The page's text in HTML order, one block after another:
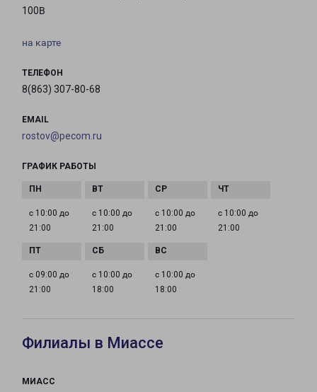
100В
на карте
ТЕЛЕФОН
8(863) 307-80-68
EMAIL
rostov@pecom.ru
ГРАФИК РАБОТЫ
с 10:00 до
21:00
с 10:00 до
21:00
с 10:00 до
21:00
с 10:00 до
21:00
с 09:00 до
21:00
с 10:00 до
18:00
с 10:00 до
18:00
Филиалы в Миассе
МИАСС